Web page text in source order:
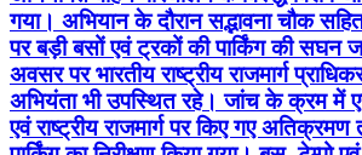
गया। अभियान के दौरान सद्भावना चौक सहित
पर बड़ी बसों एवं ट्रकों की पार्किंग की सघन
अवसर पर भारतीय राष्ट्रीय राजमार्ग
अभियंता भी उपस्थित रहे। जांच के क्रम में
एवं राष्ट्रीय राजमार्ग पर किए गए